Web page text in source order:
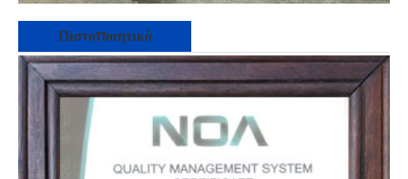
Πιστοποιητικό